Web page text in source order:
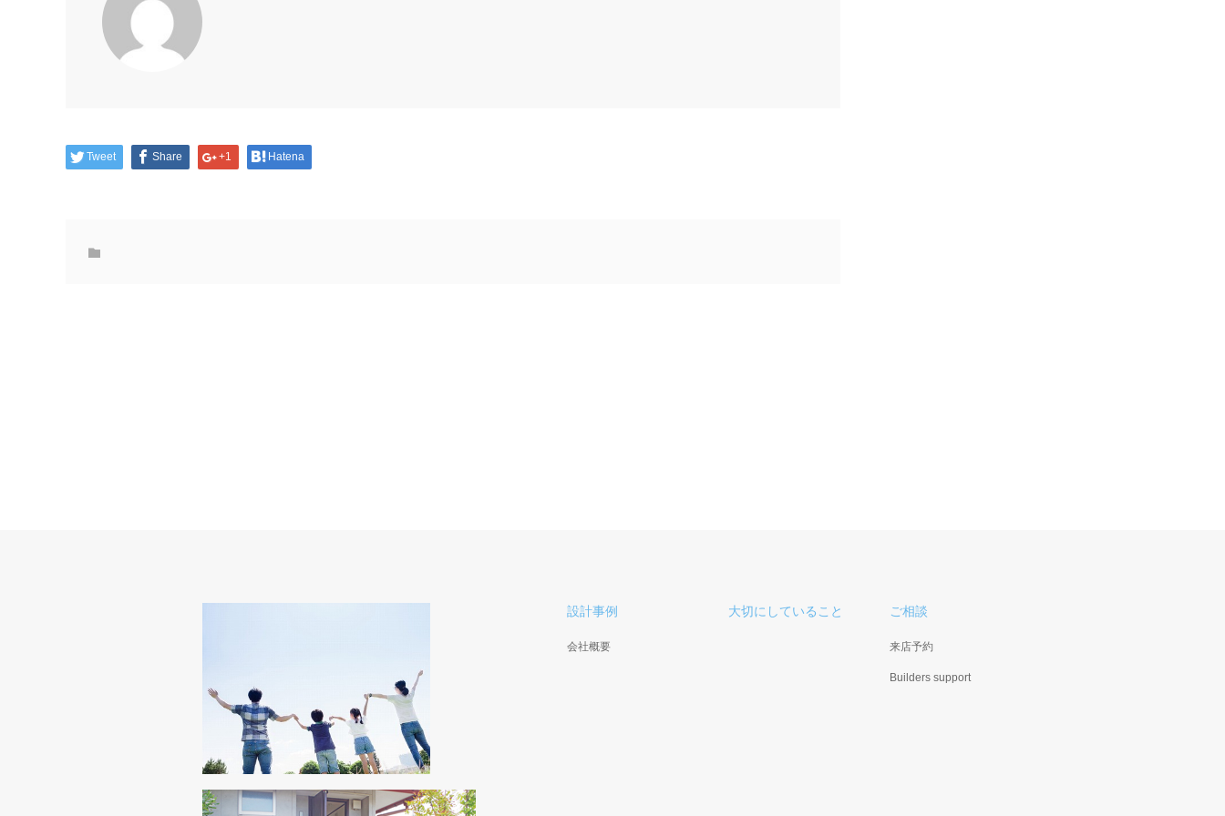
Tweet Share +1 Hatena
設計事例
会社概要
大切にしていること ご相談
来店予約
Builders support